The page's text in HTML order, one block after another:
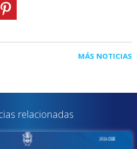
MÁS NOTICIAS
relacionadas